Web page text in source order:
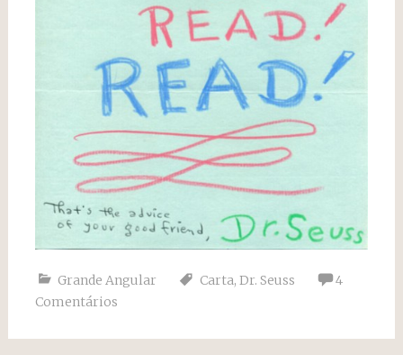
Grande Angular Carta, Dr. Seuss
4
Comentários